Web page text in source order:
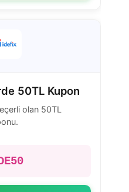
50TL Kupon
olan 50TL